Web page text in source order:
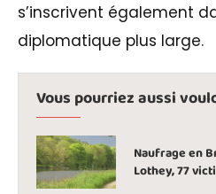
s’inscrivent également
diplomatique plus large.
Vous pourriez aussi
Naufrage en
Lothey, 77